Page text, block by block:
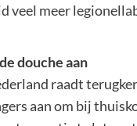
veel meer
douche aan
raadt
aan om bij